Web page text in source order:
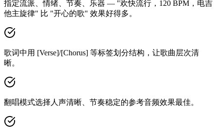
指定流派、情绪、节奏、乐器 — "欢快流行，120 BPM，电吉
他主旋律" 比 "开心的歌" 效果好得多。
歌词中用 [Verse]/[Chorus] 等标签划分结构，让歌曲层次清
晰。
翻唱模式选择人声清晰、节奏稳定的参考音频效果最佳。